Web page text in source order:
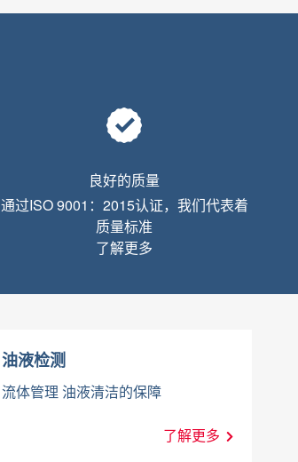
良好的质量
通过ISO 9001：2015认证，我们代表着
质量标准
了解更多
油液检测
流体管理 油液清洁的保障
了解更多